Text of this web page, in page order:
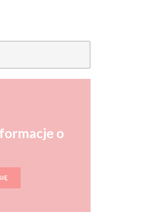
ZNAJDŹ
o